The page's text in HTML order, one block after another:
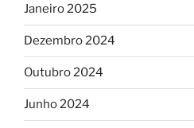
Janeiro 2025
Dezembro 2024
Outubro 2024
Junho 2024